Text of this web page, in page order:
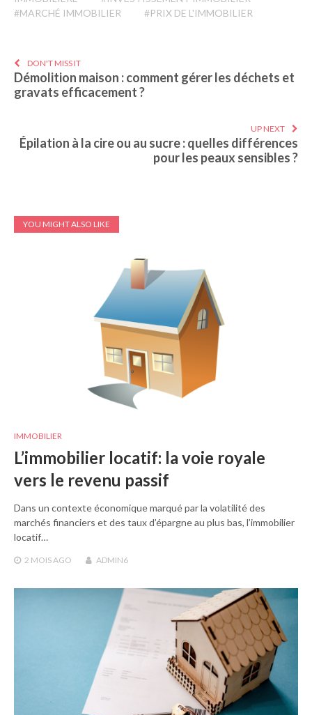
#MARCHÉ IMMOBILIER
#PRIX DE L'IMMOBILIER
DON'T MISS IT
Démolition maison : comment gérer les déchets et
gravats efficacement ?
UP NEXT
Épilation à la cire ou au sucre : quelles différences
pour les peaux sensibles ?
YOU MIGHT ALSO LIKE
IMMOBILIER
L’immobilier locatif: la voie royale
vers le revenu passif
Dans un contexte économique marqué par la volatilité des
marchés financiers et des taux d’épargne au plus bas, l’immobilier
locatif…
2 MOISAGO ADMIN6